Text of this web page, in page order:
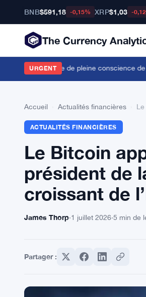
BNB$591,18 -0,15% XRP$1,03 -
The Currency
URGENT
sur la ville de pleine conscience de
Accueil Actualités financières
ACTUALITÉS FINANCIÈRES
Le Bitcoin
président de
croissant de
James Thorp·1 juillet 2026·5 min de
Partager :